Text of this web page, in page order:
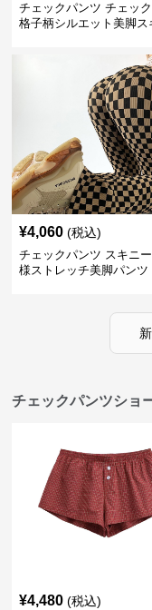
チェックパンツ チェッ
格子柄シルエット美脚ス
¥4,060 (税込)
チェックパンツ スキニ
様ストレッチ美脚パンツ
チェックパンツショ
¥4,480 (税込)